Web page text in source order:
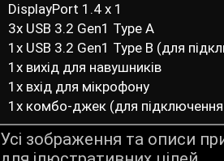
DisplayPort 1.4 x 1
3x USB 3.2 Gen1 Type A
1x USB 3.2 Gen1 Type B (для
1x вихід для навушників
1x вхід для мікрофону
1x комбо-джек (для
Усі зображення та описи